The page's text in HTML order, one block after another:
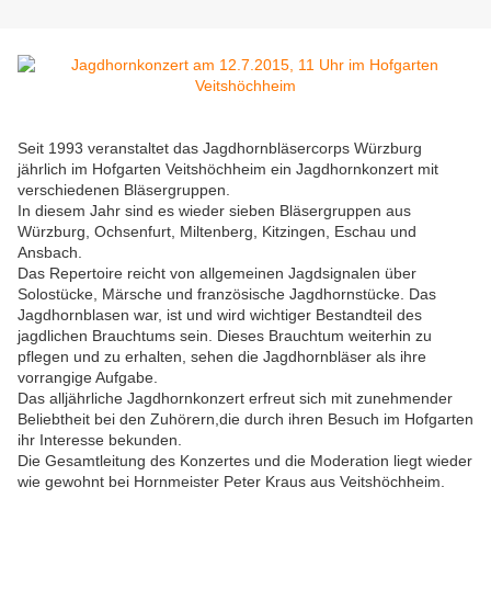
Seit 1993 veranstaltet das Jagdhornbläsercorps Würzburg
jährlich im Hofgarten Veitshöchheim ein Jagdhornkonzert mit
verschiedenen Bläsergruppen.
In diesem Jahr sind es wieder sieben Bläsergruppen aus
Würzburg, Ochsenfurt, Miltenberg, Kitzingen, Eschau und
Ansbach.
Das Repertoire reicht von allgemeinen Jagdsignalen über
Solostücke, Märsche und französische Jagdhornstücke. Das
Jagdhornblasen war, ist und wird wichtiger Bestandteil des
jagdlichen Brauchtums sein. Dieses Brauchtum weiterhin zu
pflegen und zu erhalten, sehen die Jagdhornbläser als ihre
vorrangige Aufgabe.
Das alljährliche Jagdhornkonzert erfreut sich mit zunehmender
Beliebtheit bei den Zuhörern,die durch ihren Besuch im Hofgarten
ihr Interesse bekunden.
Die Gesamtleitung des Konzertes und die Moderation liegt wieder
wie gewohnt bei Hornmeister Peter Kraus aus Veitshöchheim.